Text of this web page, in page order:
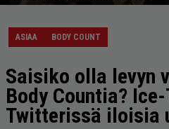
ASIAA BODY COUNT
Saisiko olla levyn
Body Countia?
Twitterissä iloisia